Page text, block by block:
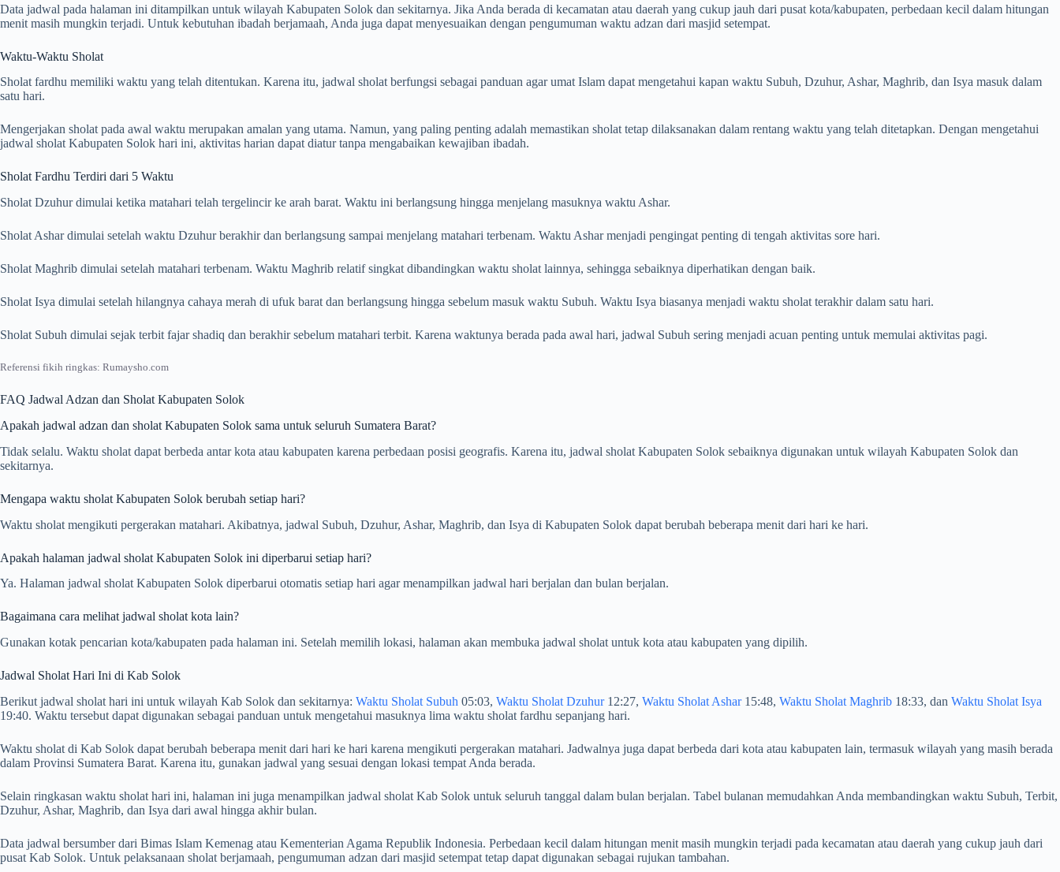
Data jadwal pada halaman ini ditampilkan untuk wilayah Kabupaten Solok dan sekitarnya. Jika Anda berada di kecamatan atau daerah yang cukup jauh dari pusat kota/kabupaten, perbedaan kecil dalam hitungan
menit masih mungkin terjadi. Untuk kebutuhan ibadah berjamaah, Anda juga dapat menyesuaikan dengan pengumuman waktu adzan dari masjid setempat.
Waktu-Waktu Sholat
Sholat fardhu memiliki waktu yang telah ditentukan. Karena itu, jadwal sholat berfungsi sebagai panduan agar umat Islam dapat mengetahui kapan waktu Subuh, Dzuhur, Ashar, Maghrib, dan Isya masuk dalam
satu hari.
Mengerjakan sholat pada awal waktu merupakan amalan yang utama. Namun, yang paling penting adalah memastikan sholat tetap dilaksanakan dalam rentang waktu yang telah ditetapkan. Dengan mengetahui
jadwal sholat Kabupaten Solok hari ini, aktivitas harian dapat diatur tanpa mengabaikan kewajiban ibadah.
Sholat Fardhu Terdiri dari 5 Waktu
Sholat Dzuhur dimulai ketika matahari telah tergelincir ke arah barat. Waktu ini berlangsung hingga menjelang masuknya waktu Ashar.
Sholat Ashar dimulai setelah waktu Dzuhur berakhir dan berlangsung sampai menjelang matahari terbenam. Waktu Ashar menjadi pengingat penting di tengah aktivitas sore hari.
Sholat Maghrib dimulai setelah matahari terbenam. Waktu Maghrib relatif singkat dibandingkan waktu sholat lainnya, sehingga sebaiknya diperhatikan dengan baik.
Sholat Isya dimulai setelah hilangnya cahaya merah di ufuk barat dan berlangsung hingga sebelum masuk waktu Subuh. Waktu Isya biasanya menjadi waktu sholat terakhir dalam satu hari.
Sholat Subuh dimulai sejak terbit fajar shadiq dan berakhir sebelum matahari terbit. Karena waktunya berada pada awal hari, jadwal Subuh sering menjadi acuan penting untuk memulai aktivitas pagi.
Referensi fikih ringkas: Rumaysho.com
FAQ Jadwal Adzan dan Sholat Kabupaten Solok
Apakah jadwal adzan dan sholat Kabupaten Solok sama untuk seluruh Sumatera Barat?
Tidak selalu. Waktu sholat dapat berbeda antar kota atau kabupaten karena perbedaan posisi geografis. Karena itu, jadwal sholat Kabupaten Solok sebaiknya digunakan untuk wilayah Kabupaten Solok dan
sekitarnya.
Mengapa waktu sholat Kabupaten Solok berubah setiap hari?
Waktu sholat mengikuti pergerakan matahari. Akibatnya, jadwal Subuh, Dzuhur, Ashar, Maghrib, dan Isya di Kabupaten Solok dapat berubah beberapa menit dari hari ke hari.
Apakah halaman jadwal sholat Kabupaten Solok ini diperbarui setiap hari?
Ya. Halaman jadwal sholat Kabupaten Solok diperbarui otomatis setiap hari agar menampilkan jadwal hari berjalan dan bulan berjalan.
Bagaimana cara melihat jadwal sholat kota lain?
Gunakan kotak pencarian kota/kabupaten pada halaman ini. Setelah memilih lokasi, halaman akan membuka jadwal sholat untuk kota atau kabupaten yang dipilih.
Jadwal Sholat Hari Ini di Kab Solok
Berikut jadwal sholat hari ini untuk wilayah Kab Solok dan sekitarnya: Waktu Sholat Subuh 05:03, Waktu Sholat Dzuhur12:27, Waktu Sholat Ashar15:48, Waktu Sholat Maghrib 18:33, dan Waktu Sholat Isya
19:40. Waktu tersebut dapat digunakan sebagai panduan untuk mengetahui masuknya lima waktu sholat fardhu sepanjang hari.
Waktu sholat di Kab Solok dapat berubah beberapa menit dari hari ke hari karena mengikuti pergerakan matahari. Jadwalnya juga dapat berbeda dari kota atau kabupaten lain, termasuk wilayah yang masih berada
dalam Provinsi Sumatera Barat. Karena itu, gunakan jadwal yang sesuai dengan lokasi tempat Anda berada.
Selain ringkasan waktu sholat hari ini, halaman ini juga menampilkan jadwal sholat Kab Solok untuk seluruh tanggal dalam bulan berjalan. Tabel bulanan memudahkan Anda membandingkan waktu Subuh, Terbit,
Dzuhur, Ashar, Maghrib, dan Isya dari awal hingga akhir bulan.
Data jadwal bersumber dari Bimas Islam Kemenag atau Kementerian Agama Republik Indonesia. Perbedaan kecil dalam hitungan menit masih mungkin terjadi pada kecamatan atau daerah yang cukup jauh dari
pusat Kab Solok. Untuk pelaksanaan sholat berjamaah, pengumuman adzan dari masjid setempat tetap dapat digunakan sebagai rujukan tambahan.